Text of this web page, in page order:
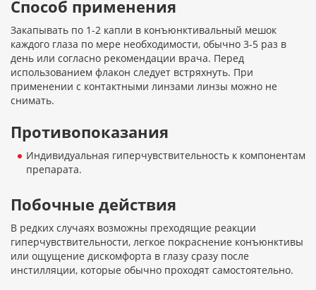
Способ применения
Закапывать по 1-2 капли в конъюнктивальный мешок
каждого глаза по мере необходимости, обычно 3-5 раз в
день или согласно рекомендации врача. Перед
использованием флакон следует встряхнуть. При
применении с контактными линзами линзы можно не
снимать.
Противопоказания
Индивидуальная гиперчувствительность к компонентам
препарата.
Побочные действия
В редких случаях возможны преходящие реакции
гиперчувствительности, легкое покраснение конъюнктивы
или ощущение дискомфорта в глазу сразу после
инстилляции, которые обычно проходят самостоятельно.